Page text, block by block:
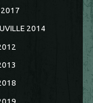
2017
2014